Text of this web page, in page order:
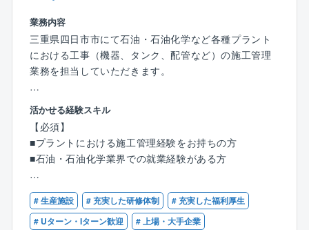
業務内容
三重県四日市市にて石油・石油化学など各種プラント
における工事（機器、タンク、配管など）の施工管理
業務を担当していただきます。
■業務内容
プラントにおける日常的な補修工事、定期的な大規模
修繕工事、改良工事、新設工事などがスムーズに納期
通りに終了するように施工管理を行なっていただきま
す。
現場・工程管理が中心で、エンジニアリングとメンテ
ナンスの割合は1：4程度とメンテナンスの案件が大多
数です。
活かせる経験スキル
【必須】
■プラントにおける施工管理経験をお持ちの方
■石油・石油化学業界での就業経験がある方
【歓迎】
■下記などの資格保有者
・1級管工事施工管理技士
# 生産施設 # 充実した研修体制
# 充実した福利厚生
# Uターン・Iターン歓迎
# 上場・大手企業